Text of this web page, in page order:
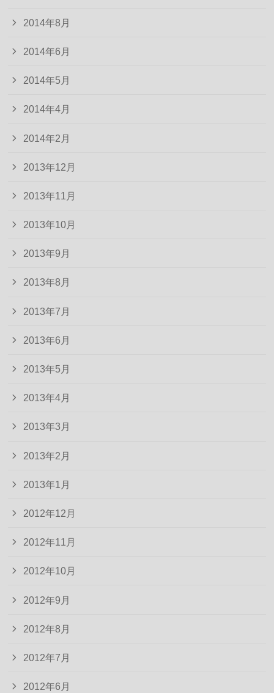
2014年8月
2014年6月
2014年5月
2014年4月
2014年2月
2013年12月
2013年11月
2013年10月
2013年9月
2013年8月
2013年7月
2013年6月
2013年5月
2013年4月
2013年3月
2013年2月
2013年1月
2012年12月
2012年11月
2012年10月
2012年9月
2012年8月
2012年7月
2012年6月